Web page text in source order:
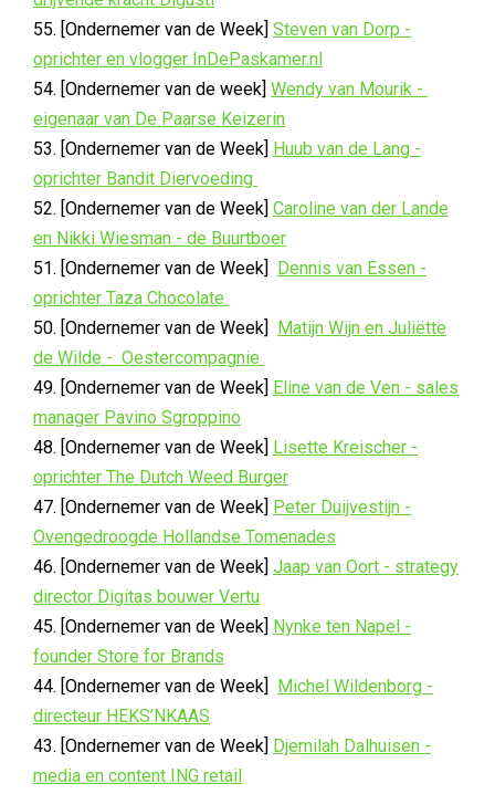
55. [Ondernemer van de Week] Steven van Dorp -
oprichter en vlogger InDePaskamer.nl
54. [Ondernemer van de week] Wendy van Mourik -
eigenaar van De Paarse Keizerin
53. [Ondernemer van de Week] Huub van de Lang -
oprichter Bandit Diervoeding
52. [Ondernemer van de Week] Caroline van der Lande
en Nikki Wiesman - de Buurtboer
51. [Ondernemer van de Week] Dennis van Essen -
oprichter Taza Chocolate
50. [Ondernemer van de Week] Matijn Wijn en Juliëtte
de Wilde - Oestercompagnie
49. [Ondernemer van de Week] Eline van de Ven - sales
manager Pavino Sgroppino
48. [Ondernemer van de Week] Lisette Kreischer -
oprichter The Dutch Weed Burger
47. [Ondernemer van de Week] Peter Duijvestijn -
Ovengedroogde Hollandse Tomenades
46. [Ondernemer van de Week] Jaap van Oort - strategy
director Digitas bouwer Vertu
45. [Ondernemer van de Week] Nynke ten Napel -
founder Store for Brands
44. [Ondernemer van de Week] Michel Wildenborg -
directeur HEKS’NKAAS
43. [Ondernemer van de Week] Djemilah Dalhuisen -
media en content ING retail